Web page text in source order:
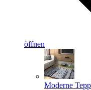
öffnen
Moderne